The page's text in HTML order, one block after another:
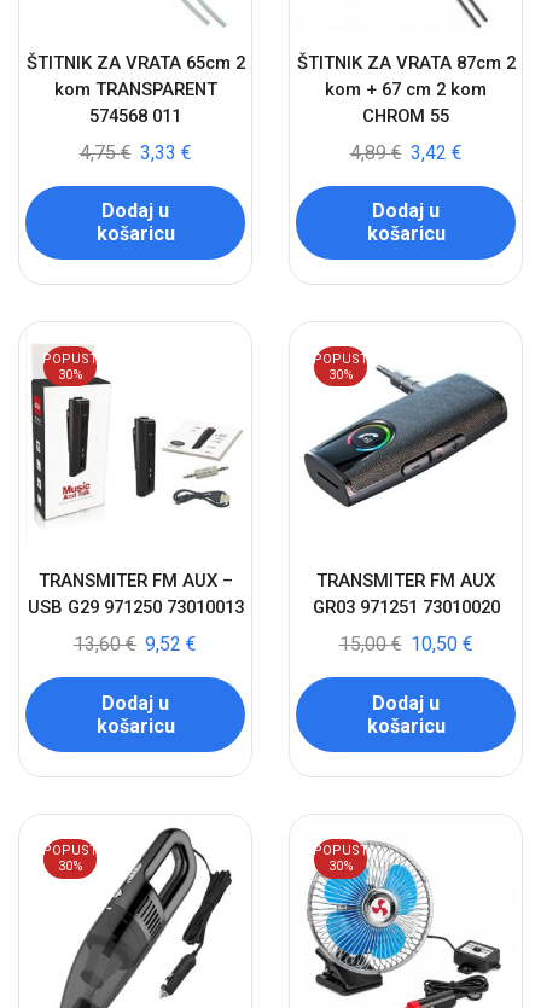
ŠTITNIK ZA VRATA 65cm 2
kom TRANSPARENT
574568 011
4,75€ 3,33 €
Dodaj u
košaricu
ŠTITNIK ZA VRATA 87cm 2
kom + 67 cm 2 kom
CHROM 55
4,89€ 3,42 €
Dodaj u
košaricu
POPUST
30%
TRANSMITER FM AUX –
USB G29 971250 73010013
13,60€ 9,52 €
Dodaj u
košaricu
POPUST
30%
TRANSMITER FM AUX
GR03 971251 73010020
15,00€ 10,50 €
Dodaj u
košaricu
POPUST
30%
POPUST
30%